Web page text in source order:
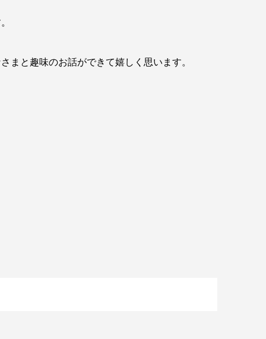
まと趣味のお話ができて嬉しく思います。